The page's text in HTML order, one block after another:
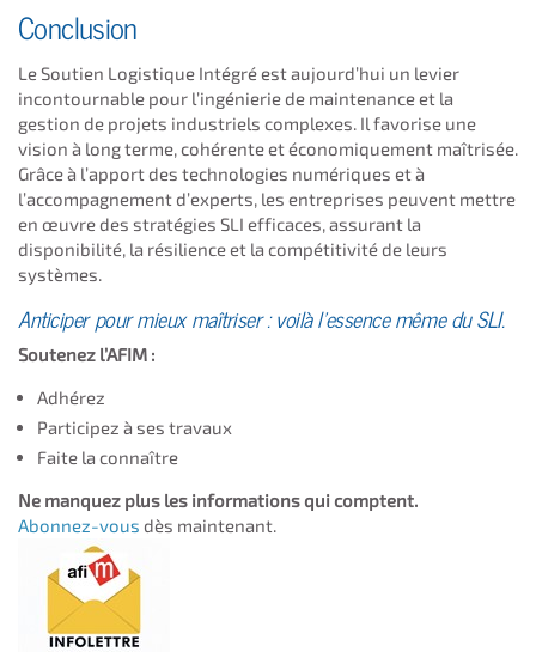
Conclusion
Le Soutien Logistique Intégré est aujourd’hui un levier
incontournable pour l’ingénierie de maintenance et la
gestion de projets industriels complexes. Il favorise une
vision à long terme, cohérente et économiquement maîtrisée.
Grâce à l’apport des technologies numériques et à
l’accompagnement d’experts, les entreprises peuvent mettre
en œuvre des stratégies SLI efficaces, assurant la
disponibilité, la résilience et la compétitivité de leurs
systèmes.
Anticiper pour mieux maîtriser : voilà l’essence même du SLI.
Soutenez l’AFIM :
Adhérez
Participez à ses travaux
Faite la connaître
Ne manquez plus les informations qui comptent.
Abonnez-vous dès maintenant.